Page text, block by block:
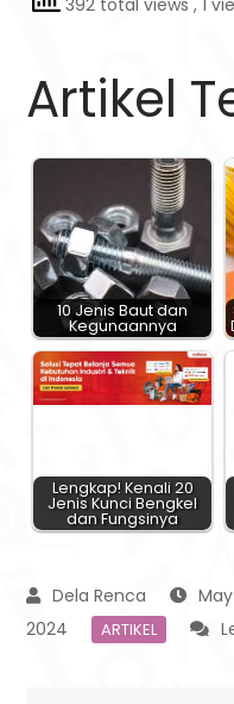
392 total views, 1
Artikel
10 Jenis Baut dan
Kegunaannya
Lengkap! Kenali 20
Jenis Kunci Bengkel
dan Fungsinya
2024
ARTIKEL